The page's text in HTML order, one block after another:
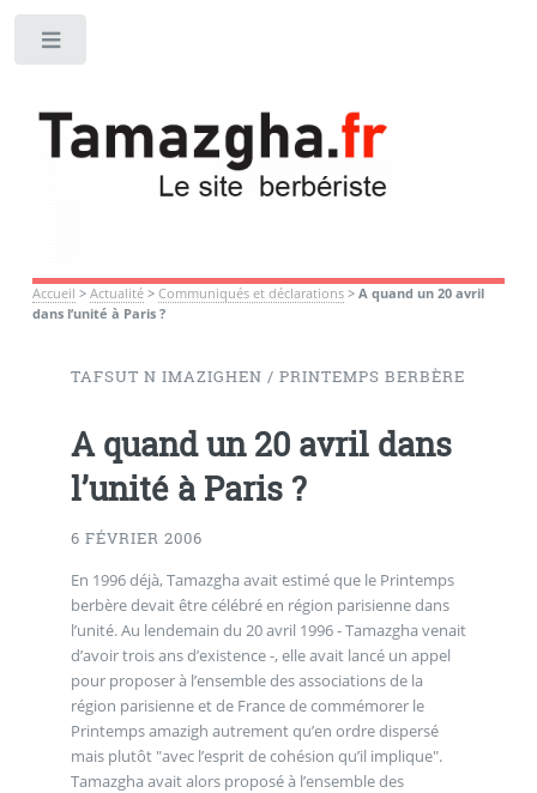
Accueil > Actualité> Communiqués et déclarations> A quand un 20 avril
dans l’unité à Paris ?
TAFSUT N IMAZIGHEN / PRINTEMPS BERBÈRE
A quand un 20 avril dans
l’unité à Paris ?
6 FÉVRIER 2006
En 1996 déjà, Tamazgha avait estimé que le Printemps
berbère devait être célébré en région parisienne dans
l’unité. Au lendemain du 20 avril 1996 - Tamazgha venait
d’avoir trois ans d’existence -, elle avait lancé un appel
pour proposer à l’ensemble des associations de la
région parisienne et de France de commémorer le
Printemps amazigh autrement qu’en ordre dispersé
mais plutôt "avec l’esprit de cohésion qu’il implique".
Tamazgha avait alors proposé à l’ensemble des